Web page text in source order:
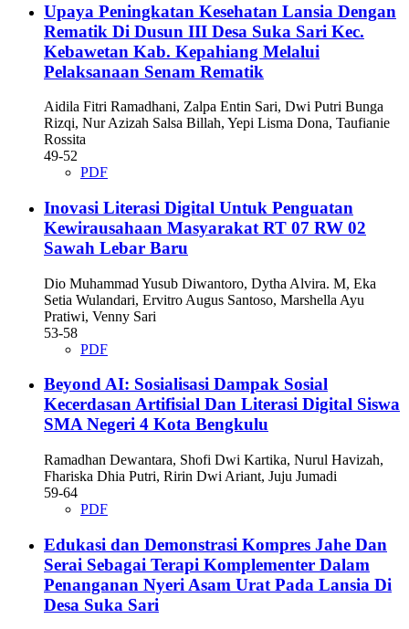
Upaya Peningkatan Kesehatan Lansia Dengan
Rematik Di Dusun III Desa Suka Sari Kec.
Kebawetan Kab. Kepahiang Melalui
Pelaksanaan Senam Rematik
Aidila Fitri Ramadhani, Zalpa Entin Sari, Dwi Putri Bunga
Rizqi, Nur Azizah Salsa Billah, Yepi Lisma Dona, Taufianie
Rossita
49-52
PDF
Inovasi Literasi Digital Untuk Penguatan
Kewirausahaan Masyarakat RT 07 RW 02
Sawah Lebar Baru
Dio Muhammad Yusub Diwantoro, Dytha Alvira. M, Eka
Setia Wulandari, Ervitro Augus Santoso, Marshella Ayu
Pratiwi, Venny Sari
53-58
PDF
Beyond AI: Sosialisasi Dampak Sosial
Kecerdasan Artifisial Dan Literasi Digital Siswa
SMA Negeri 4 Kota Bengkulu
Ramadhan Dewantara, Shofi Dwi Kartika, Nurul Havizah,
Fhariska Dhia Putri, Ririn Dwi Ariant, Juju Jumadi
59-64
PDF
Edukasi dan Demonstrasi Kompres Jahe Dan
Serai Sebagai Terapi Komplementer Dalam
Penanganan Nyeri Asam Urat Pada Lansia Di
Desa Suka Sari